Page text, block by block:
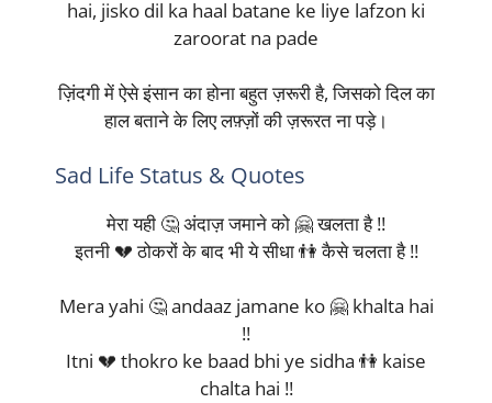
hai, jisko dil ka haal batane ke liye lafzon ki
zaroorat na pade
ज़िंदगी में ऐसे इंसान का होना बहुत ज़रूरी है, जिसको दिल का
हाल बताने के लिए लफ़्ज़ों की ज़रूरत ना पड़े।
Sad Life Status & Quotes
मेरा यही 🤔 अंदाज़ जमाने को 🤗 खलता है !!
इतनी 💔 ठोकरों के बाद भी ये सीधा 👫 कैसे चलता है !!
Mera yahi 🤔 andaaz jamane ko 🤗 khalta hai
!!
Itni 💔 thokro ke baad bhi ye sidha 👫 kaise
chalta hai !!